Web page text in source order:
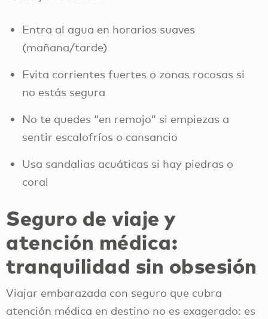
Entra al agua en horarios suaves
(mañana/tarde)
Evita corrientes fuertes o zonas rocosas si
no estás segura
No te quedes “en remojo” si empiezas a
sentir escalofríos o cansancio
Usa sandalias acuáticas si hay piedras o
coral
Seguro de viaje y
atención médica:
tranquilidad sin obsesión
Viajar embarazada con seguro que cubra
atención médica en destino no es exagerado: es